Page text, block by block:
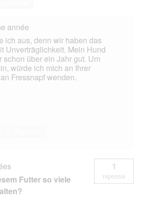
année
ich aus, denn wir haben das
Unverträglichkeit. Mein Hund
schon über ein Jahr gut. Um
würde ich mich an Ihrer
Fressnapf wenden.
Futter so viele
1
réponse